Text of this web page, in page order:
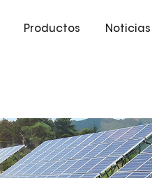
Productos Noticias